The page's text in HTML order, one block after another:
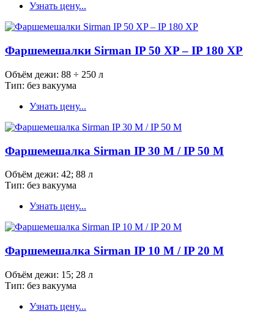
Узнать цену...
Фаршемешалки Sirman IP 50 XP – IP 180 XP
Объём дежи: 88 ÷ 250 л
Тип: без вакуума
Узнать цену...
Фаршемешалка Sirman IP 30 M / IP 50 M
Объём дежи: 42; 88 л
Тип: без вакуума
Узнать цену...
Фаршемешалка Sirman IP 10 M / IP 20 M
Объём дежи: 15; 28 л
Тип: без вакуума
Узнать цену...